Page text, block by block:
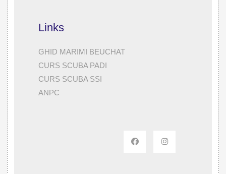
Links
GHID MARIMI BEUCHAT
CURS SCUBA PADI
CURS SCUBA SSI
ANPC